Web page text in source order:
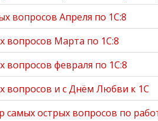
вопросов Апреля по 1С:8
вопросов Марта по 1С:8
вопросов февраля по 1С:8
вопросов и с Днём Любви к 1С
острых вопросов по